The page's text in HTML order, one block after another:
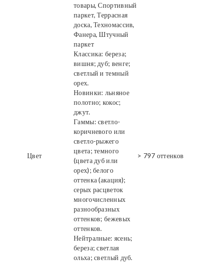
товары, Спортивный
паркет, Террасная
доска, Техномассив,
Фанера, Штучный
паркет
Цвет
Классика: береза;
вишня; дуб; венге;
светлый и темный
орех.
Новинки: льняное
полотно; кокос;
джут.
Гаммы: светло-
коричневого или
светло-рыжего
цвета; темного
(цвета дуб или
орех); белого
оттенка (акация);
серых расцветок
многочисленных
разнообразных
оттенков; бежевых
оттенков.
Нейтралные: ясень;
береза; светлая
ольха; светлый дуб.
> 797 оттенков